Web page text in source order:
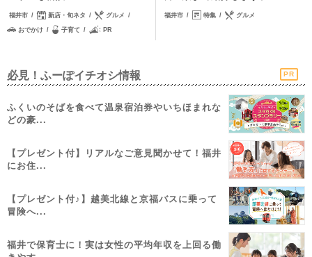
福井市 新店・旬ネタ グルメ
おでかけ 子育て PR
福井市 特集 グルメ
必見！ふーぽイチオシ情報 PR
ふくいのそばを食べて温泉宿泊券やいちほまれな
どの豪...
【プレゼント付】リアルなご意見聞かせて！福井
にお住...
【プレゼント付♪】越美北線と京福バスに乗って
冒険へ...
福井で保育士に！実は女性の平均年収を上回る働